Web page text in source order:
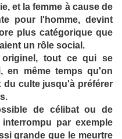
et la femme à cause de
pour l'homme, devint
plus catégorique que
un rôle social.
tout ce qui se
en même temps qu'on
du culte jusqu'à préférer
de célibat ou de
par exemple
grande que le meurtre